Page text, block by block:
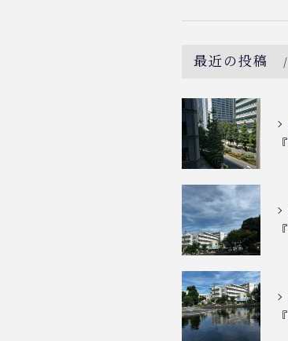
最近の投稿